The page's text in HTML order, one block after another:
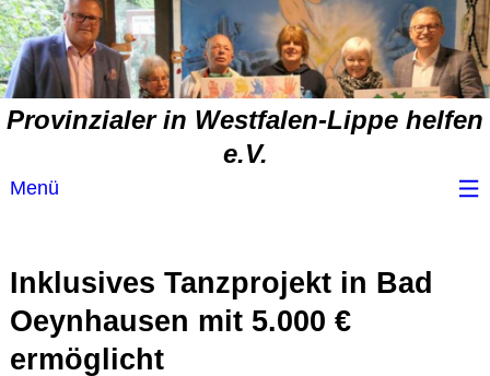
Provinzialer in Westfalen-Lippe helfen
e.V.
Menü
Service
Spendenvorschlag
Inklusives Tanzprojekt in Bad
Oeynhausen mit 5.000 €
ermöglicht